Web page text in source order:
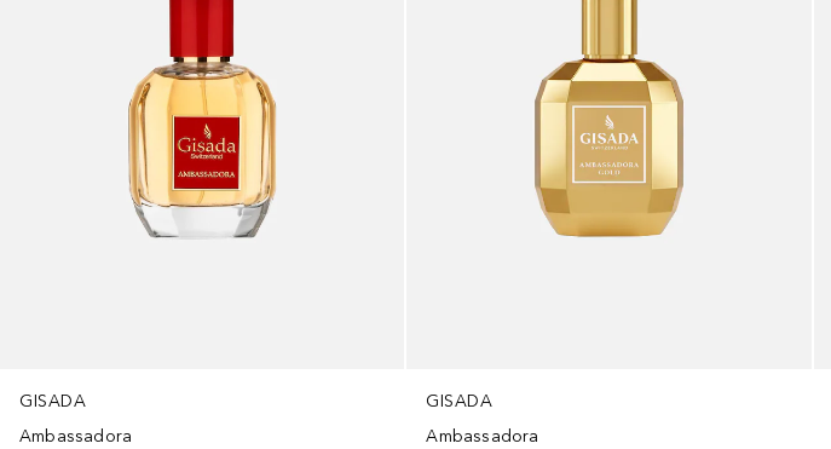
GISADA
Ambassadora
GISADA
Ambassadora